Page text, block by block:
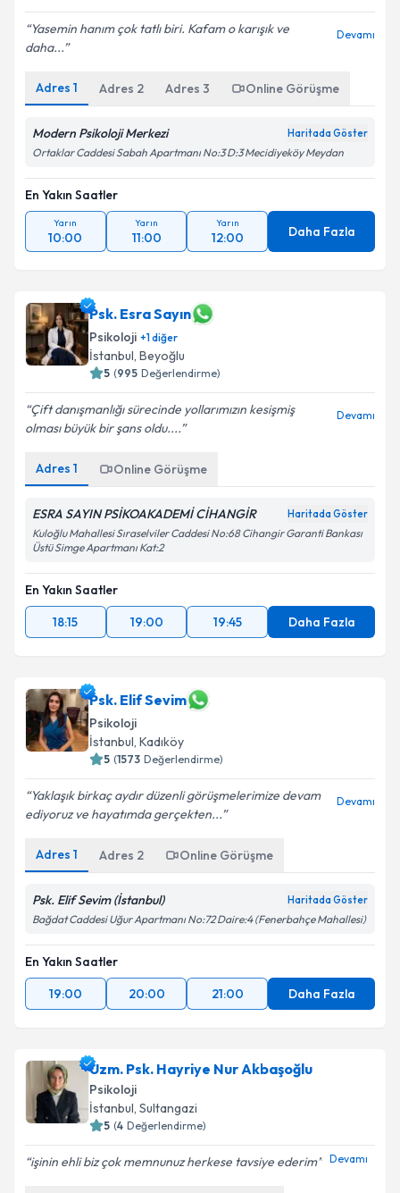
Yasemin hanım çok tatlı biri. Kafam o karışık ve
daha...
Devamı
Adres 1 Adres 2 Adres 3 Online Görüşme
Modern Psikoloji Merkezi Haritada Göster
Ortaklar Caddesi Sabah Apartmanı No:3 D:3 Mecidiyeköy Meydan
En Yakın Saatler
Yarın
10:00
Yarın
11:00
Yarın
12:00 Daha Fazla
Psk. Esra Sayın
Psikoloji +1diğer
İstanbul, Beyoğlu
5 (995 Değerlendirme)
Çift danışmanlığı sürecinde yollarımızın kesişmiş
olması büyük bir şans oldu....
Devamı
Adres 1 Online Görüşme
ESRA SAYIN PSİKOAKADEMİ CİHANGİR Haritada Göster
Kuloğlu Mahallesi Sıraselviler Caddesi No:68 Cihangir Garanti Bankası
Üstü Simge Apartmanı Kat:2
En Yakın Saatler
18:15
19:00 19:45 Daha Fazla
Psk. Elif Sevim
Psikoloji
İstanbul, Kadıköy
5 (1573 Değerlendirme)
Yaklaşık birkaç aydır düzenli görüşmelerimize devam
ediyoruz ve hayatımda gerçekten...
Devamı
Adres 1 Adres 2 Online Görüşme
Psk. Elif Sevim (İstanbul) Haritada Göster
Bağdat Caddesi Uğur Apartmanı No:72 Daire:4 (Fenerbahçe Mahallesi)
En Yakın Saatler
19:00
20:00 21:00 Daha Fazla
Uzm. Psk. Hayriye Nur Akbaşoğlu
Psikoloji
İstanbul, Sultangazi
5 (4 Değerlendirme)
işinin ehli biz çok memnunuz herkese tavsiye ederim Devamı